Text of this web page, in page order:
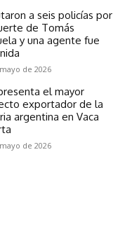
a seis policías por
de Tomás
y una agente fue
de 2026
el mayor
exportador de la
argentina en Vaca
de 2026